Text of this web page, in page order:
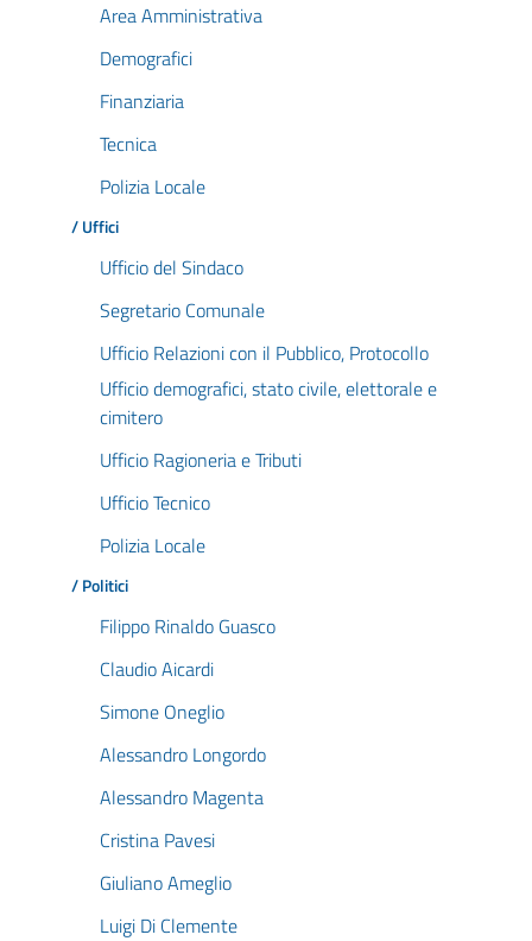
Area Amministrativa
Demografici
Finanziaria
Tecnica
Polizia Locale
/ Uffici
Ufficio del Sindaco
Segretario Comunale
Ufficio Relazioni con il Pubblico, Protocollo
Ufficio demografici, stato civile, elettorale e
cimitero
Ufficio Ragioneria e Tributi
Ufficio Tecnico
Polizia Locale
/ Politici
Filippo Rinaldo Guasco
Claudio Aicardi
Simone Oneglio
Alessandro Longordo
Alessandro Magenta
Cristina Pavesi
Giuliano Ameglio
Luigi Di Clemente